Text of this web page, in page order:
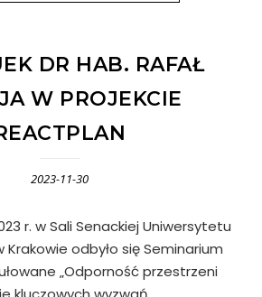
DR HAB. RAFAŁ
W PROJEKCIE
2023-11-30
r. w Sali Senackiej Uniwersytetu
Krakowie odbyło się Seminarium
„Odporność przestrzeni